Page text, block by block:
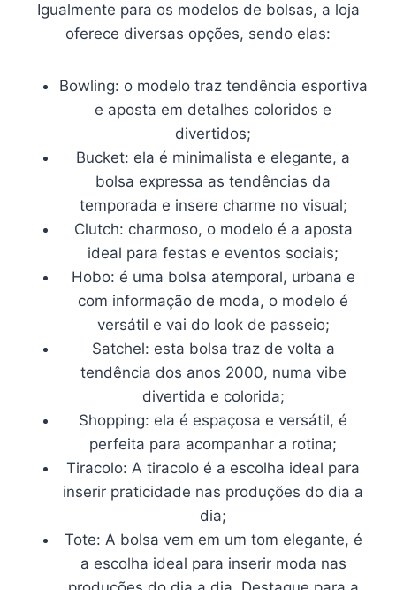
Igualmente para os modelos de bolsas, a loja
oferece diversas opções, sendo elas:
Bowling: o modelo traz tendência esportiva
e aposta em detalhes coloridos e
divertidos;
Bucket: ela é minimalista e elegante, a
bolsa expressa as tendências da
temporada e insere charme no visual;
Clutch: charmoso, o modelo é a aposta
ideal para festas e eventos sociais;
Hobo: é uma bolsa atemporal, urbana e
com informação de moda, o modelo é
versátil e vai do look de passeio;
Satchel: esta bolsa traz de volta a
tendência dos anos 2000, numa vibe
divertida e colorida;
Shopping: ela é espaçosa e versátil, é
perfeita para acompanhar a rotina;
Tiracolo: A tiracolo é a escolha ideal para
inserir praticidade nas produções do dia a
dia;
Tote: A bolsa vem em um tom elegante, é
a escolha ideal para inserir moda nas